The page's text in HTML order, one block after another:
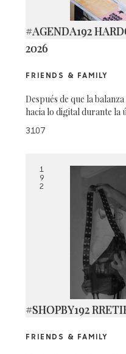
#AGENDA192
2026
FRIENDS & FAMILY
Después de que la
hacia lo digital durante la
3107
1
9
2
#SHOPBY192
FRIENDS & FAMILY